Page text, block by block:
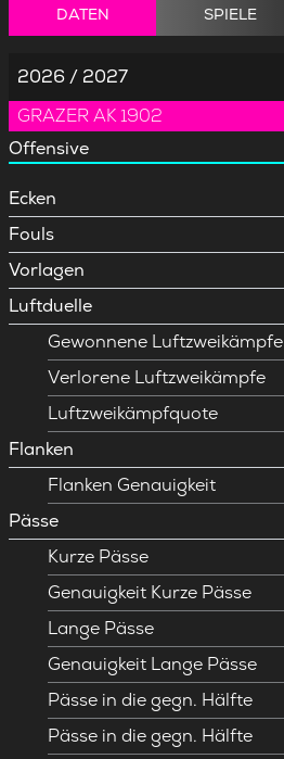
DATEN SPIELE
2026 / 2027
GRAZER AK 1902
Offensive
Ecken
Fouls
Vorlagen
Luftduelle
Gewonnene Luftzweikämpfe
Verlorene Luftzweikämpfe
Luftzweikämpfquote
Flanken
Flanken Genauigkeit
Pässe
Kurze Pässe
Genauigkeit Kurze Pässe
Lange Pässe
Genauigkeit Lange Pässe
Pässe in die gegn. Hälfte
Pässe in die gegn. Hälfte